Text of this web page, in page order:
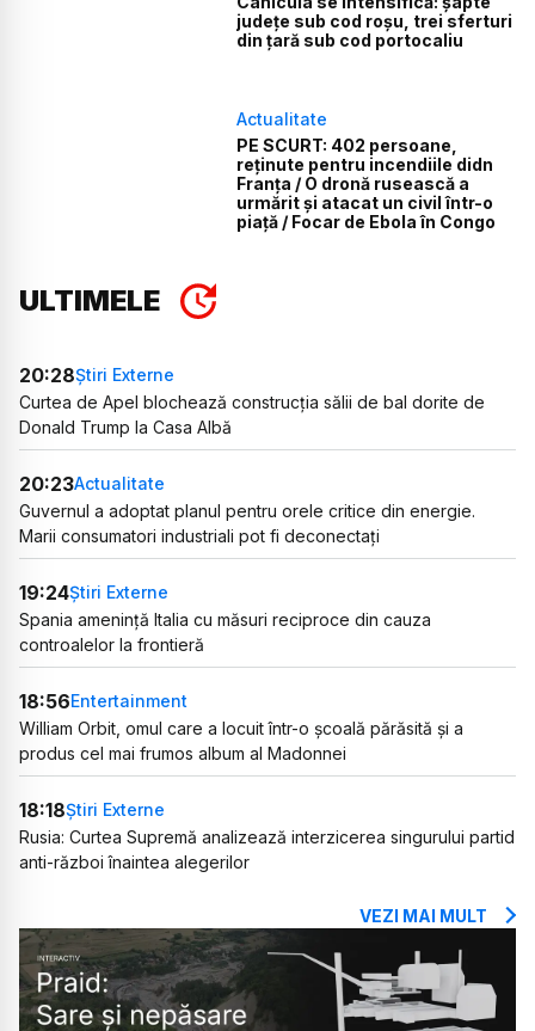
județe sub cod roșu, trei sferturi
din țară sub cod portocaliu
Actualitate
PE SCURT: 402 persoane,
reținute pentru incendiile didn
Franța / O dronă rusească a
urmărit și atacat un civil într-o
piață / Focar de Ebola în Congo
ULTIMELE
20:28Știri Externe
Curtea de Apel blochează construcția sălii de bal dorite de
Donald Trump la Casa Albă
20:23Actualitate
Guvernul a adoptat planul pentru orele critice din energie.
Marii consumatori industriali pot fi deconectați
19:24Știri Externe
Spania amenință Italia cu măsuri reciproce din cauza
controalelor la frontieră
18:56Entertainment
William Orbit, omul care a locuit într-o școală părăsită și a
produs cel mai frumos album al Madonnei
18:18Știri Externe
Rusia: Curtea Supremă analizează interzicerea singurului partid
anti-război înaintea alegerilor
VEZI MAI MULT